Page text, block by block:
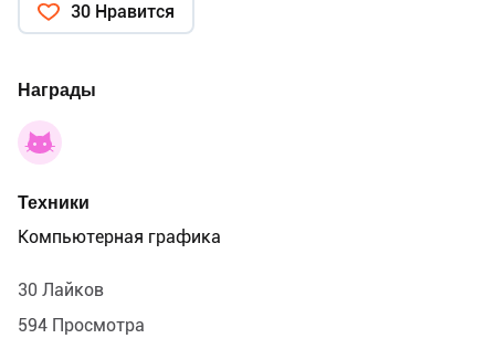
30 Нравится
Награды
Техники
Компьютерная графика
30 Лайков
594 Просмотра